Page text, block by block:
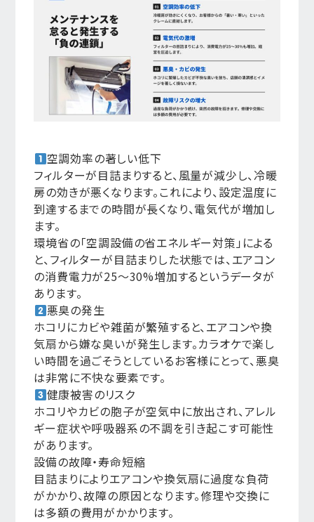
空調効率の著しい低下
フィルターが目詰まりすると、風量が減少し、冷暖
房の効きが悪くなります。これにより、設定温度に
到達するまでの時間が長くなり、電気代が増加し
ます。
環境省の「空調設備の省エネルギー対策」による
と、フィルターが目詰まりした状態では、エアコン
の消費電力が25〜30%増加するというデータが
あります。
悪臭の発生
ホコリにカビや雑菌が繁殖すると、エアコンや換
気扇から嫌な臭いが発生します。カラオケで楽し
い時間を過ごそうとしているお客様にとって、悪臭
は非常に不快な要素です。
健康被害のリスク
ホコリやカビの胞子が空気中に放出され、アレル
ギー症状や呼吸器系の不調を引き起こす可能性
があります。
設備の故障・寿命短縮
目詰まりによりエアコンや換気扇に過度な負荷
がかかり、故障の原因となります。修理や交換に
は多額の費用がかかります。